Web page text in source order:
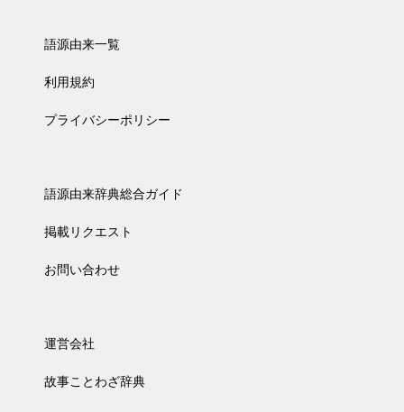
語源由来一覧
利用規約
プライバシーポリシー
語源由来辞典総合ガイド
掲載リクエスト
お問い合わせ
運営会社
故事ことわざ辞典